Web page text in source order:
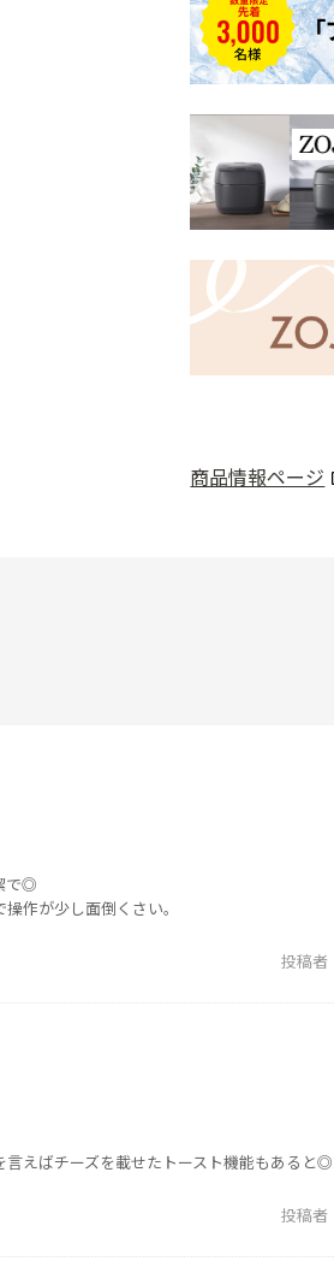
商品情報ページ
で◎
作が少し面倒くさい。
投稿者
えばチーズを載せたトースト機能もあると◎
投稿者